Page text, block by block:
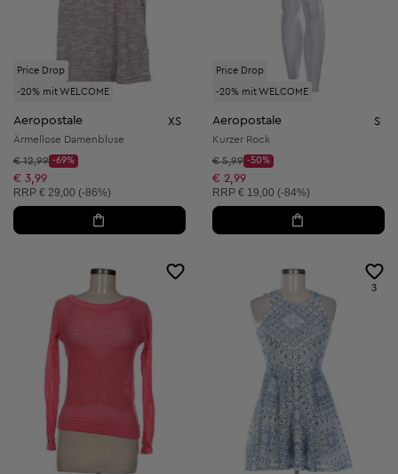
Price Drop
-20% mit WELCOME
Aeropostale XS
Ärmellose Damenbluse
Startpreis:
€ 12,99
Discount Price:
-69%
Reduzierter Preis:
€ 3,99
Unverbindliche Preisempfehlung:
RRP € 29,00 (-86%)
Price Drop
-20% mit WELCOME
Aeropostale S
Kurzer Rock
Startpreis:
€ 5,99
Discount Price:
-50%
Reduzierter Preis:
€ 2,99
Unverbindliche Preisempfehlung:
RRP € 19,00 (-84%)
3